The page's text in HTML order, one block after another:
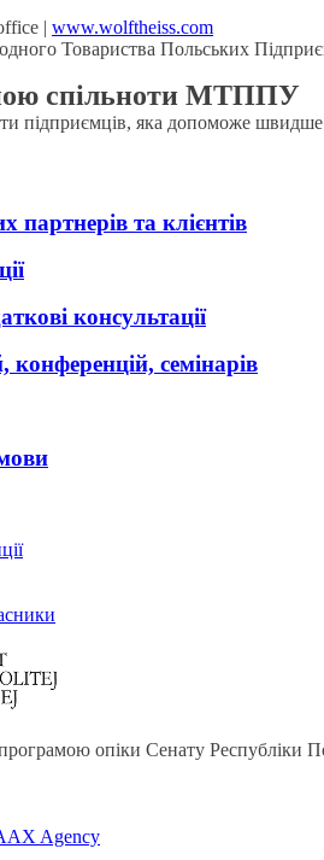
| www.wolftheiss.com
Товариства Польських
спільноти МТППУ
підприємців, яка допоможе швидше
партнерів та клієнтів
консультації
конференцій, семінарів
опіки Сенату Республіки
Agency